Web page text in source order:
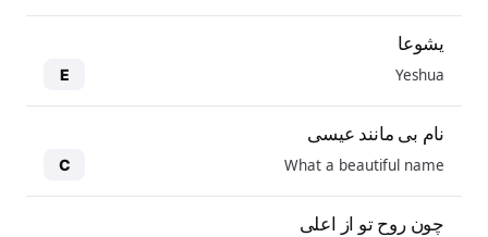
یشوعا
Yeshua
E
نام بی مانند عیسی
What a beautiful name
C
چون روح تو از اعلی